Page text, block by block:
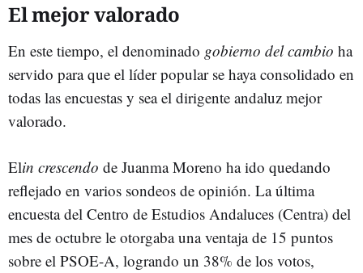
El mejor valorado
En este tiempo, el denominado gobierno del cambio ha
servido para que el líder popular se haya consolidado en
todas las encuestas y sea el dirigente andaluz mejor
valorado.
Elin crescendo de Juanma Moreno ha ido quedando
reflejado en varios sondeos de opinión. La última
encuesta del Centro de Estudios Andaluces (Centra) del
mes de octubre le otorgaba una ventaja de 15 puntos
sobre el PSOE-A, logrando un 38% de los votos,